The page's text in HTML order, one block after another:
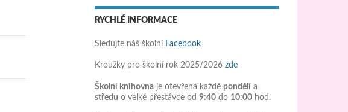
RYCHLÉ INFORMACE
Sledujte náš školní Facebook
Kroužky pro školní rok 2025/2026 zde
Školní knihovna je otevřená každé pondělí a
středu o velké přestávce od 9:40 do 10:00 hod.